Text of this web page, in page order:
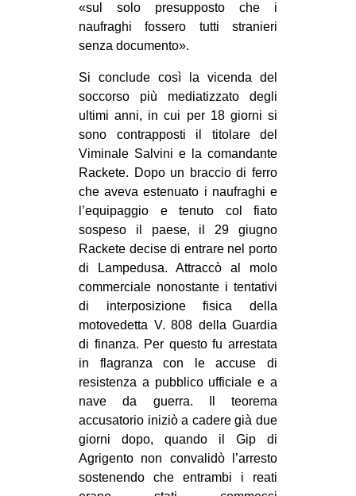
SEARCH
«sul solo presupposto che i
naufraghi fossero tutti stranieri
senza documento».
Si conclude così la vicenda del
soccorso più mediatizzato degli
ultimi anni, in cui per 18 giorni si
sono contrapposti il titolare del
Viminale Salvini e la comandante
Rackete. Dopo un braccio di ferro
che aveva estenuato i naufraghi e
l’equipaggio e tenuto col fiato
sospeso il paese, il 29 giugno
Rackete decise di entrare nel porto
di Lampedusa. Attraccò al molo
commerciale nonostante i tentativi
di interposizione fisica della
motovedetta V. 808 della Guardia
di finanza. Per questo fu arrestata
in flagranza con le accuse di
resistenza a pubblico ufficiale e a
nave da guerra. Il teorema
accusatorio iniziò a cadere già due
giorni dopo, quando il Gip di
Agrigento non convalidò l’arresto
sostenendo che entrambi i reati